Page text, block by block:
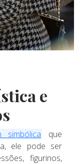
e
simbólica
que
ele pode ser
figurinos,